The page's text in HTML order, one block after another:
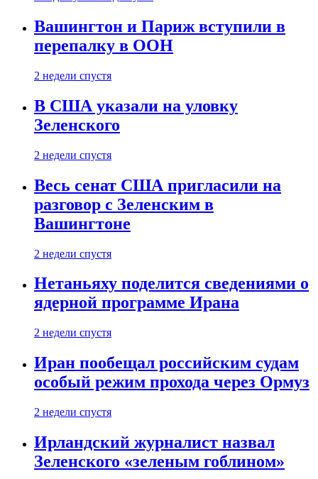
Вашингтон и Париж вступили в
перепалку в ООН
2 недели спустя
В США указали на уловку
Зеленского
2 недели спустя
Весь сенат США пригласили на
разговор с Зеленским в
Вашингтоне
2 недели спустя
Нетаньяху поделится сведениями о
ядерной программе Ирана
2 недели спустя
Иран пообещал российским судам
особый режим прохода через Ормуз
2 недели спустя
Ирландский журналист назвал
Зеленского «зеленым гоблином»